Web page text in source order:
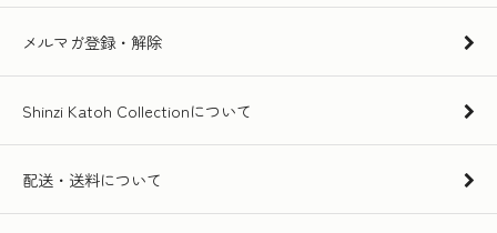
メルマガ登録・解除
Shinzi Katoh Collectionについて
配送・送料について